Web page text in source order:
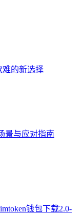
难的新选择
景与应对指南
钱包下载2.0-